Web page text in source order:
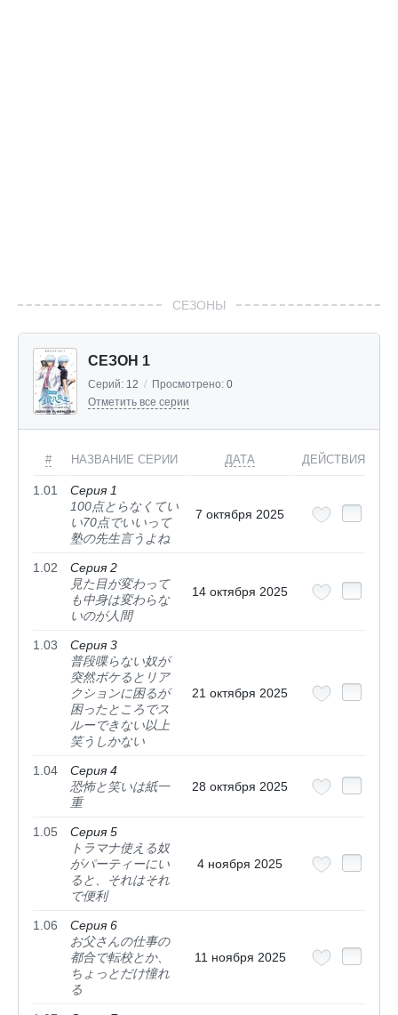
СЕЗОНЫ
СЕЗОН 1
Серий: 12 / Просмотрено: 0
Отметить все серии
# НАЗВАНИЕ СЕРИИ ДАТА ДЕЙСТВИЯ
1.01
Серия 1
100点とらなくてい
い70点でいいって
塾の先生言うよね
7 октября 2025
1.02
Серия 2
見た目が変わって
も中身は変わらな
いのが人間
14 октября 2025
1.03
Серия 3
普段喋らない奴が
突然ボケるとリア
クションに困るが
困ったところでス
ルーできない以上
笑うしかない
21 октября 2025
1.04
Серия 4
恐怖と笑いは紙一
重
28 октября 2025
1.05
Серия 5
トラマナ使える奴
がパーティーにい
ると、それはそれ
で便利
4 ноября 2025
1.06
Серия 6
お父さんの仕事の
都合で転校とか、
ちょっとだけ憧れ
る
11 ноября 2025